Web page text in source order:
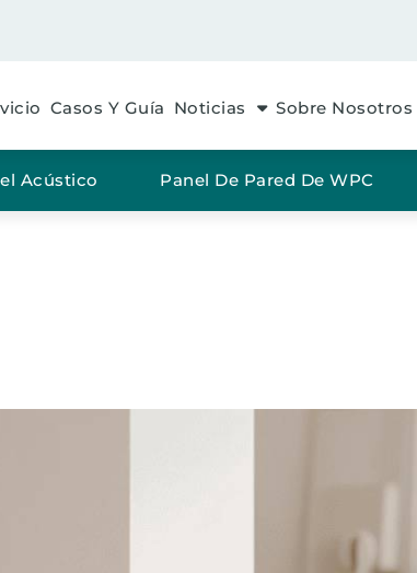
Casos Y Guía Noticias Sobre Nosotros
Acústico Panel De Pared De WPC